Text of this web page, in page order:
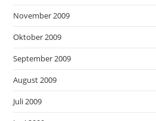
November 2009
Oktober 2009
September 2009
August 2009
Juli 2009